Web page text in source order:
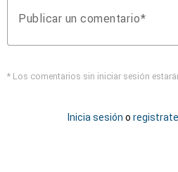
Publicar un comentario
* Los comentarios sin iniciar sesión
Inicia sesión o registrate